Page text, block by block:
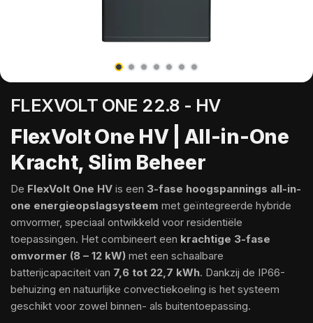
FLEXVOLT ONE 22.8 - HV
FlexVolt One HV | All-in-One
Kracht, Slim Beheer
De FlexVolt One HV is een 3-fase hoogspannings all-in-
one energieopslagsysteem met geïntegreerde hybride
omvormer, speciaal ontwikkeld voor residentiële
toepassingen. Het combineert een krachtige 3-fase
omvormer (8 – 12 kW) met een schaalbare
batterijcapaciteit van 7,6 tot 22,7 kWh. Dankzij de IP66-
behuizing en natuurlijke convectiekoeling is het systeem
geschikt voor zowel binnen- als buitentoepassing.